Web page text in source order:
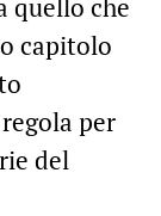
capitolo
per
del